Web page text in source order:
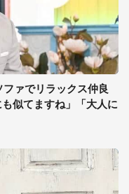
ァでリラックス仲良
似てますね」「大人に